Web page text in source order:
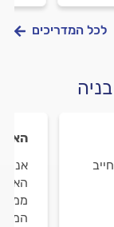
לכל המדריכים
האם
אני
האם